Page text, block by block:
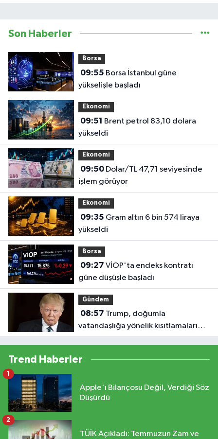
Son Haberler
Borsa
09:55
yükselişle başladı
Ekonomi
09:51
yükseldi
Ekonomi
09:50Dolar/TL 47,71 seviyesinde
işlem görüyor
Ekonomi
09:35
yükseldi
Borsa
09:27
güne düşüşle başladı
Gündem
08:57
vatandaşlığa yönelik kısıtlamaları
genişleten kararnameleri imzaladı
Trend Haberler
Apple'ı Bilançosu Değil, Verdiği Söz
Düşürdü
1
TÜİK Açıkladı: Temmuzun Zam ve
2